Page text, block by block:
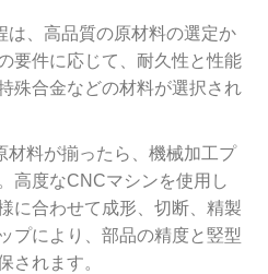
は、高品質の原材料の選定か
要件に応じて、耐久性と性能
殊合金などの材料が選択され
材料が揃ったら、機械加工プ
高度なCNCマシンを使用し
に合わせて成形、切断、精製
プにより、部品の精度と竪型
されます。